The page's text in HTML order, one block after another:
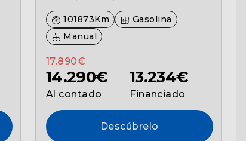
101873Km
Gasolina
Manual
17.890€
14.290€
Al contado
13.234€
Financiado
Descúbrelo